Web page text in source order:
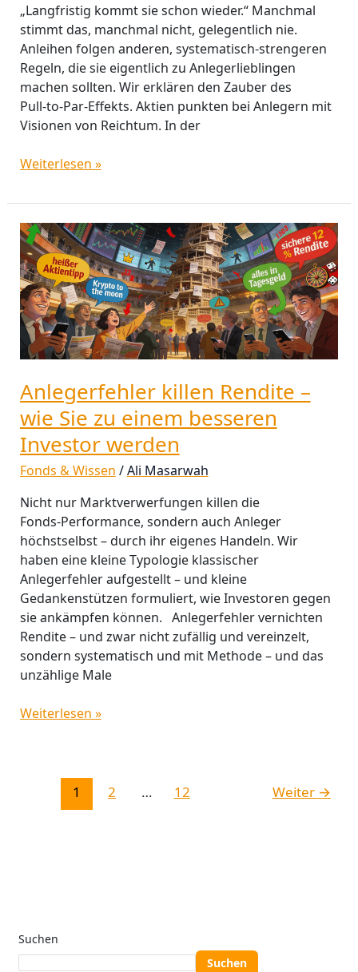
„Langfristig kommt sie schon wieder.“ Manchmal
stimmt das, manchmal nicht, gelegentlich nie.
Anleihen folgen anderen, systematisch‑strengeren
Regeln, die sie eigentlich zu Anlegerlieblingen
machen sollten. Wir erklären den Zauber des
Pull‑to‑Par‑Effekts. Aktien punkten bei Anlegern mit
Visionen von Reichtum. In der
Weiterlesen »
Anlegerfehler killen Rendite –
wie Sie zu einem besseren
Investor werden
Fonds & Wissen /Ali Masarwah
Nicht nur Marktverwerfungen killen die
Fonds‑Performance, sondern auch Anleger
höchstselbst – durch ihr eigenes Handeln. Wir
haben eine kleine Typologie klassischer
Anlegerfehler aufgestellt – und kleine
Gedankenstützen formuliert, wie Investoren gegen
sie ankämpfen können. Anlegerfehler vernichten
Rendite – und zwar nicht zufällig und vereinzelt,
sondern systematisch und mit Methode – und das
unzählige Male
Anlegerfehler
killen
Rendite
–
wie
Sie
zu
besseren
Investor
werden
Weiterlesen »
1 2 … 12 Weiter →
Suchen
Suchen